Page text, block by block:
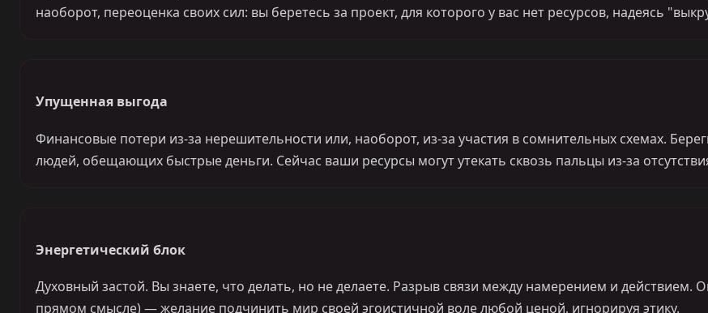
наоборот, переоценка своих сил: вы беретесь за проект, для которого у вас нет ресурсов, надеясь
Упущенная выгода
Финансовые потери из-за нерешительности или, наоборот, из-за участия в сомнительных схемах.
людей, обещающих быстрые деньги. Сейчас ваши ресурсы могут утекать сквозь пальцы из-за
Энергетический блок
Духовный застой. Вы знаете, что делать, но не делаете. Разрыв связи между намерением и
прямом смысле) — желание подчинить мир своей эгоистичной воле любой ценой, игнорируя этику.